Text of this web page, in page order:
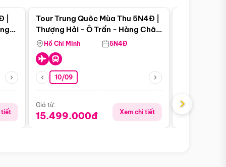
|
tiết
Tour Trung Quôc Mùa Thu 5N4Đ |
Thượng Hải - Ô Trấn - Hàng Châu
(Tour Không Shopping)
Hồ Chí Minh 5N4Đ
10/09
Giá từ:
15.499.000đ Xem chi tiết
Giá từ:
›